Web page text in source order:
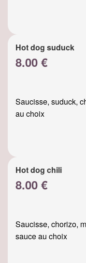
Hot dog suduck
8.00 €
Saucisse, suduck,
au choix
Hot dog chili
8.00 €
Saucisse, chorizo,
sauce au choix